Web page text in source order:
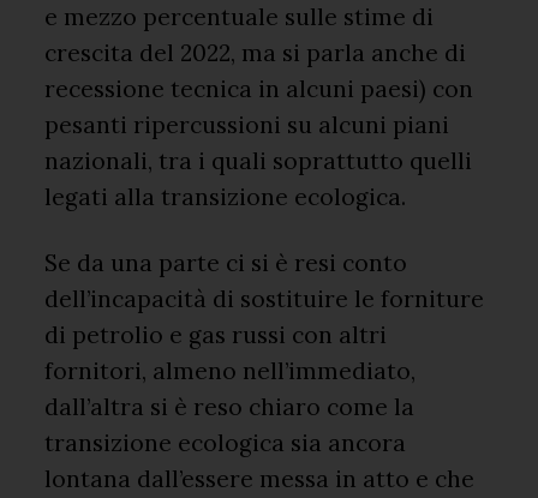
e mezzo percentuale sulle stime di
crescita del 2022, ma si parla anche di
recessione tecnica in alcuni paesi) con
pesanti ripercussioni su alcuni piani
nazionali, tra i quali soprattutto quelli
legati alla transizione ecologica.
Se da una parte ci si è resi conto
dell’incapacità di sostituire le forniture
di petrolio e gas russi con altri
fornitori, almeno nell’immediato,
dall’altra si è reso chiaro come la
transizione ecologica sia ancora
lontana dall’essere messa in atto e che